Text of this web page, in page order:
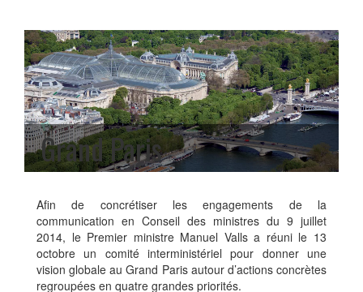
Grand Paris
Afin de concrétiser les engagements de la
communication en Conseil des ministres du 9 juillet
2014, le Premier ministre Manuel Valls a réuni le 13
octobre un comité interministériel pour donner une
vision globale au Grand Paris autour d’actions concrètes
regroupées en quatre grandes priorités.